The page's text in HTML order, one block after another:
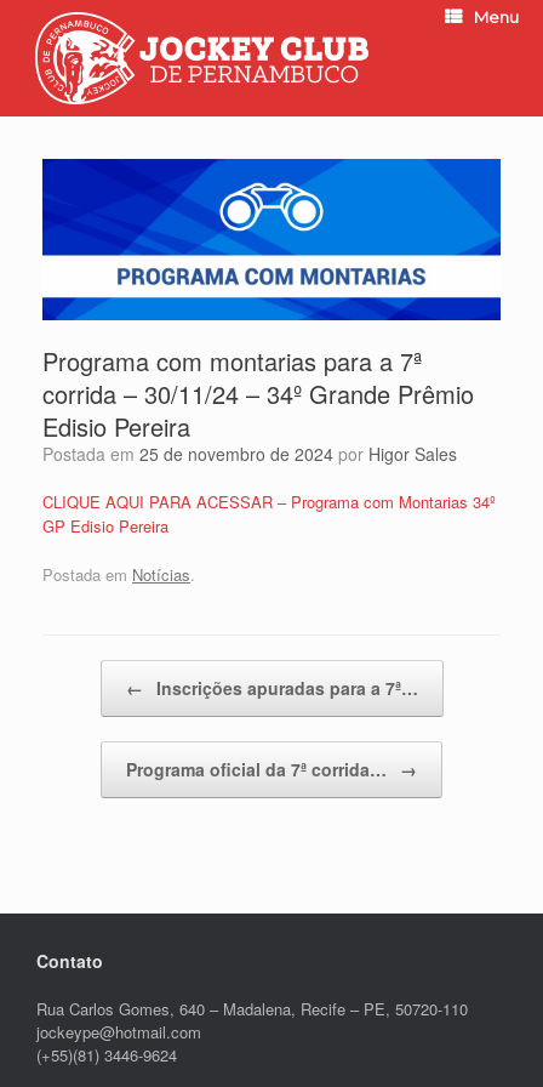
Menu
Programa com montarias para a 7ª
corrida – 30/11/24 – 34º Grande Prêmio
Edisio Pereira
Postada em 25 de novembro de 2024 por Higor Sales
CLIQUE AQUI PARA ACESSAR – Programa com Montarias 34º
GP Edisio Pereira
Postada em Notícias.
← Inscrições apuradas para a 7ª…
Programa oficial da 7ª corrida… →
Contato
Rua Carlos Gomes, 640 – Madalena, Recife – PE, 50720-110
jockeype@hotmail.com
(+55)(81) 3446-9624